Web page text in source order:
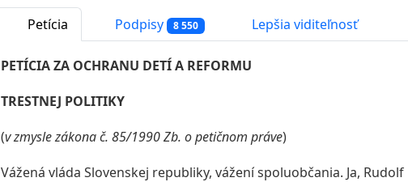
Petícia Podpisy 8 550 Lepšia viditeľnosť
PETÍCIA ZA OCHRANU DETÍ A REFORMU
TRESTNEJ POLITIKY
(v zmysle zákona č. 85/1990 Zb. o petičnom práve)
Vážená vláda Slovenskej republiky, vážení spoluobčania. Ja, Rudolf